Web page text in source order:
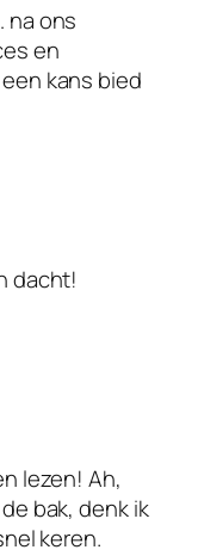
na ons
en
kans bied
dacht!
lezen! Ah,
bak, denk ik
keren.